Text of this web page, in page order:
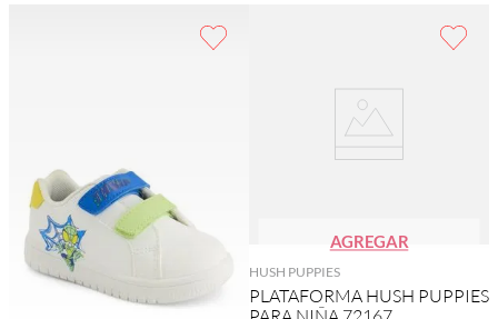
AGREGAR
HUSH PUPPIES
PLATAFORMA HUSH PUPPIES